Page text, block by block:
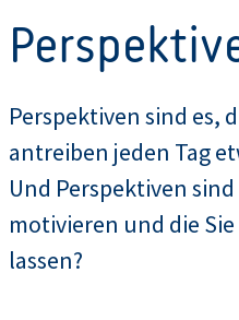
Perspektiven sind es,
antreiben jeden Tag
Und Perspektiven sind
motivieren und die
lassen?